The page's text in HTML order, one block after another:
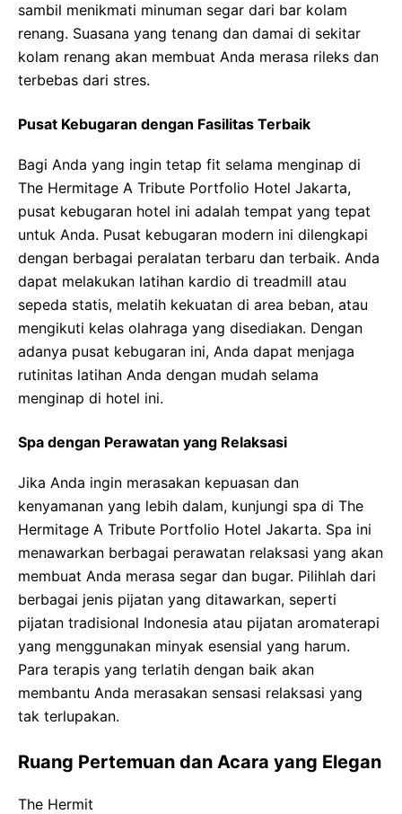
sambil menikmati minuman segar dari bar kolam
renang. Suasana yang tenang dan damai di sekitar
kolam renang akan membuat Anda merasa rileks dan
terbebas dari stres.
Pusat Kebugaran dengan Fasilitas Terbaik
Bagi Anda yang ingin tetap fit selama menginap di
The Hermitage A Tribute Portfolio Hotel Jakarta,
pusat kebugaran hotel ini adalah tempat yang tepat
untuk Anda. Pusat kebugaran modern ini dilengkapi
dengan berbagai peralatan terbaru dan terbaik. Anda
dapat melakukan latihan kardio di treadmill atau
sepeda statis, melatih kekuatan di area beban, atau
mengikuti kelas olahraga yang disediakan. Dengan
adanya pusat kebugaran ini, Anda dapat menjaga
rutinitas latihan Anda dengan mudah selama
menginap di hotel ini.
Spa dengan Perawatan yang Relaksasi
Jika Anda ingin merasakan kepuasan dan
kenyamanan yang lebih dalam, kunjungi spa di The
Hermitage A Tribute Portfolio Hotel Jakarta. Spa ini
menawarkan berbagai perawatan relaksasi yang akan
membuat Anda merasa segar dan bugar. Pilihlah dari
berbagai jenis pijatan yang ditawarkan, seperti
pijatan tradisional Indonesia atau pijatan aromaterapi
yang menggunakan minyak esensial yang harum.
Para terapis yang terlatih dengan baik akan
membantu Anda merasakan sensasi relaksasi yang
tak terlupakan.
Ruang Pertemuan dan Acara yang Elegan
The Hermit